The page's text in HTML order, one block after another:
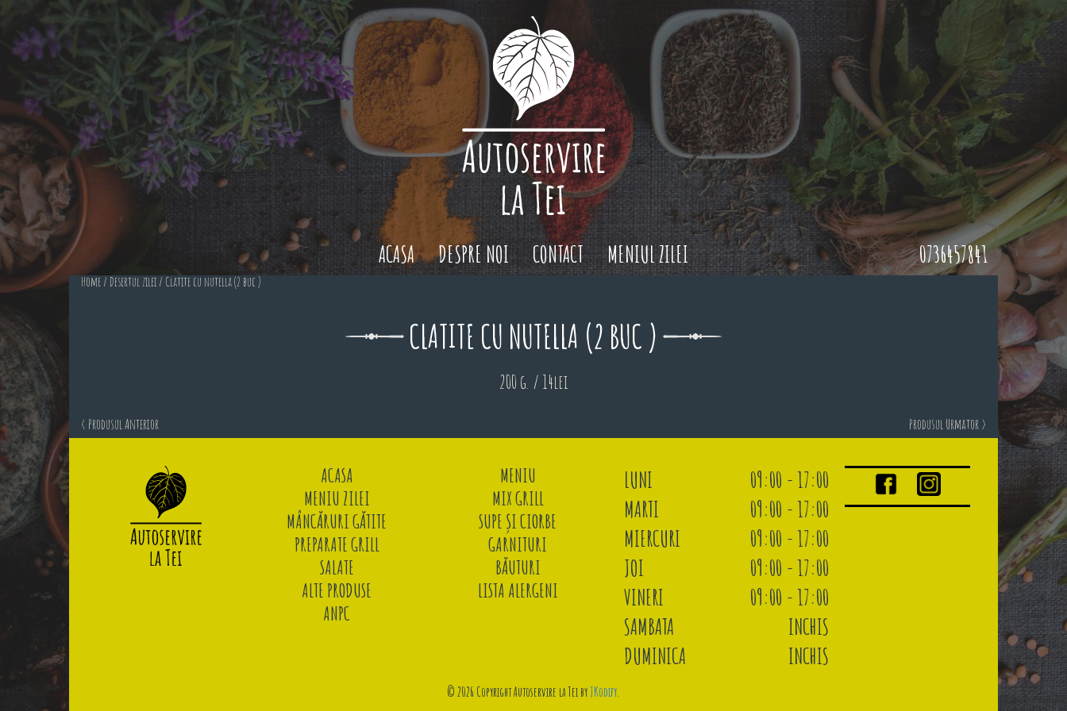
ACASA DESPRE NOI CONTACT MENIUL ZILEI 0736457841
Home / Desertul zilei / Clatite cu nutella (2 buc )
CLATITE CU NUTELLA (2 BUC )
200 g. / 14lei
< Produsul Anterior Produsul Urmator >
ACASA
MENIU
MENIU ZILEI
MIX GRILL
MÂNCĂRURI GĂTITE
SUPE ȘI CIORBE
PREPARATE GRILL
GARNITURI
SALATE
BĂUTURI
ALTE PRODUSE
LISTA ALERGENI
ANPC
LUNI
09:00 - 17:00
MARTI
09:00 - 17:00
MIERCURI
09:00 - 17:00
JOI
09:00 - 17:00
VINERI
09:00 - 17:00
SAMBATA
INCHIS
DUMINICA
INCHIS
© 2026 Copyright Autoservire la Tei byJKodify.